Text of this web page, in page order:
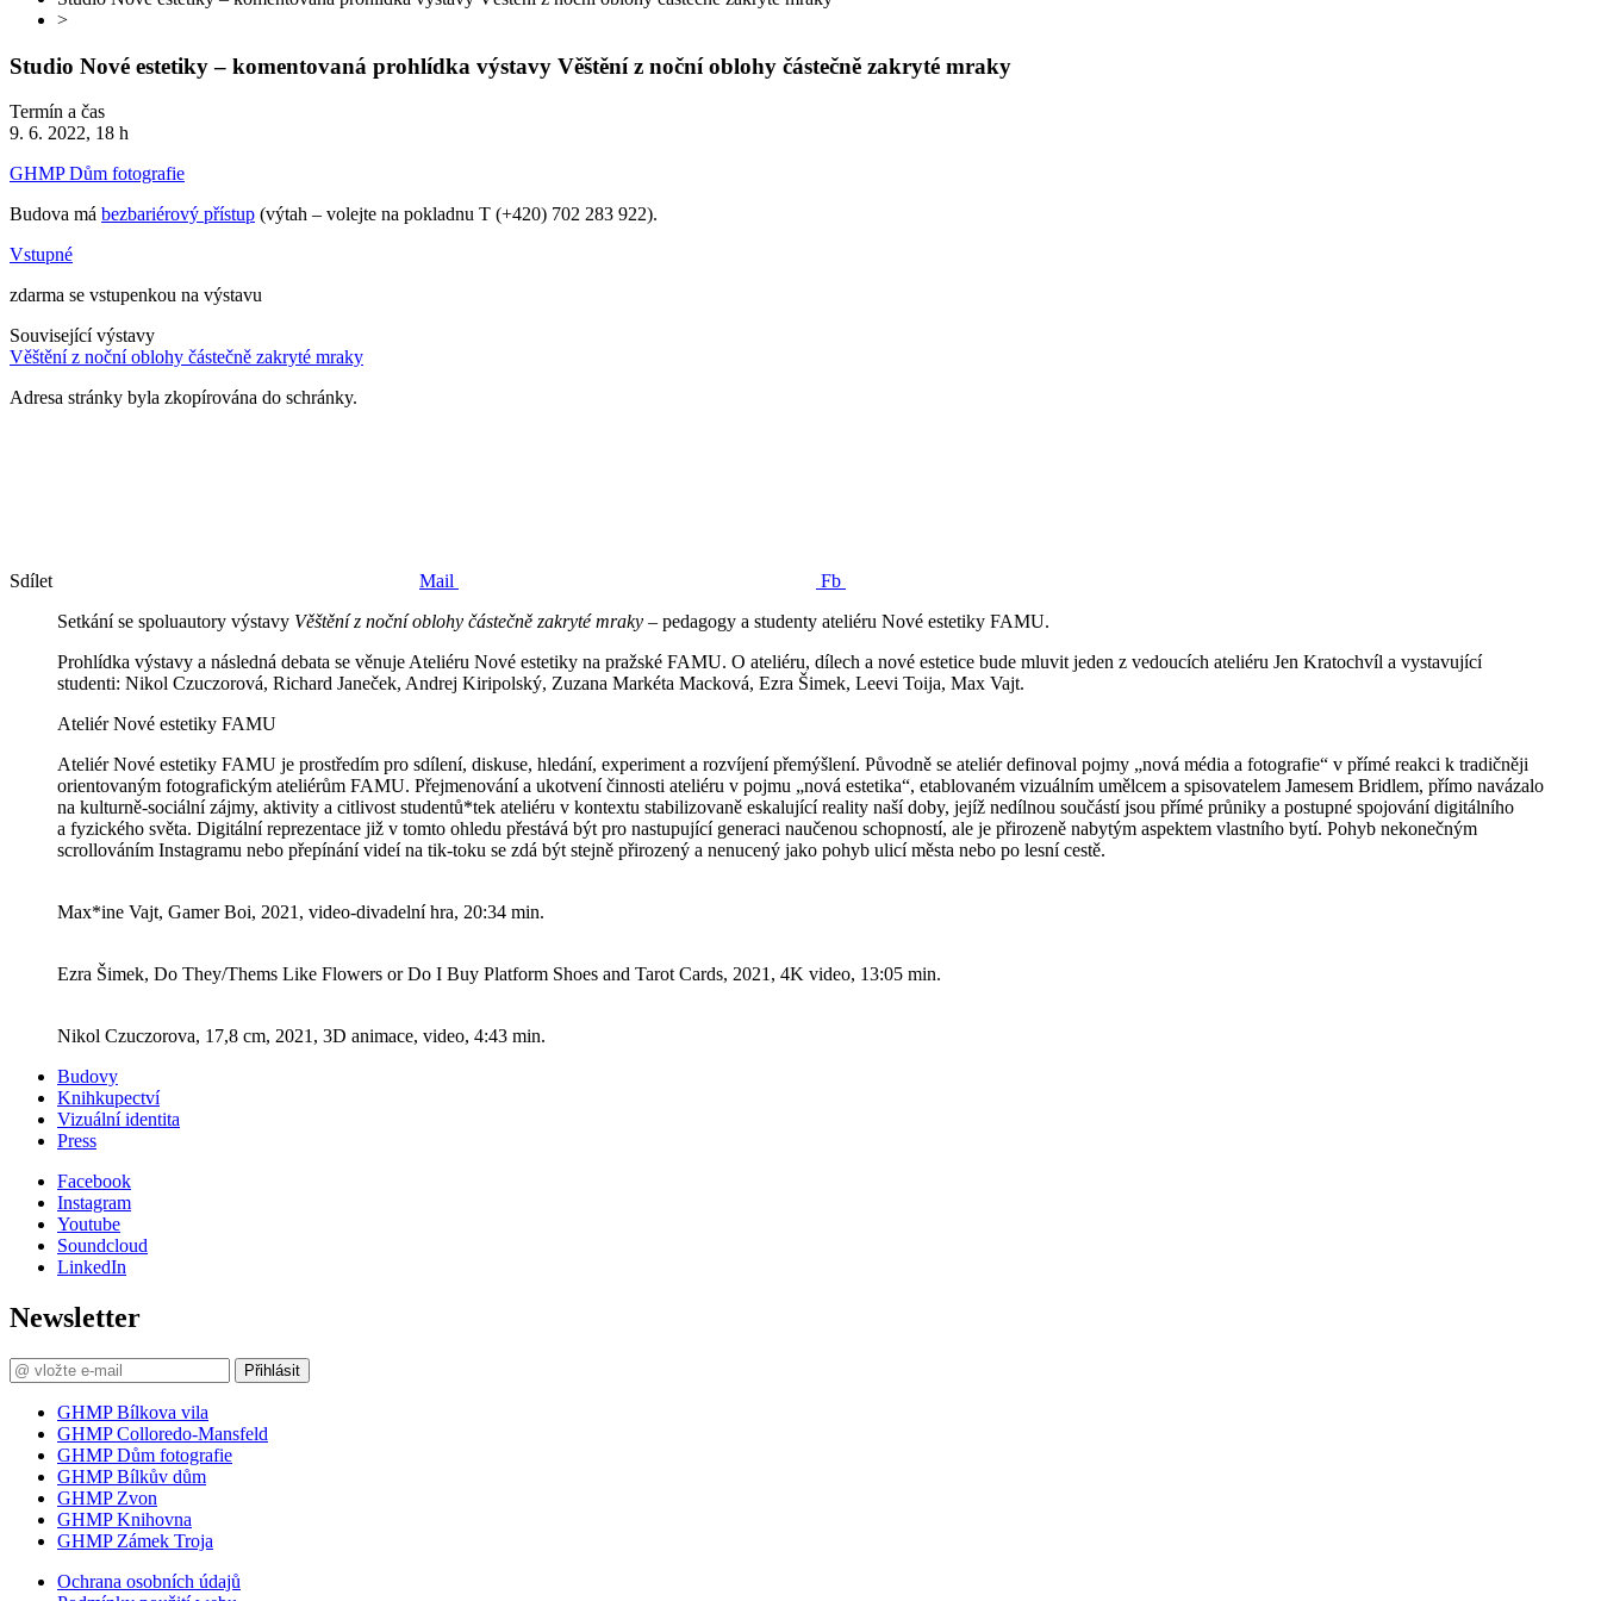
>
Studio Nové estetiky – komentovaná prohlídka výstavy Věštění z noční oblohy částečně zakryté mraky
Termín a čas
9. 6. 2022, 18 h
GHMP Dům fotografie
Budova má bezbariérový přístup (výtah – volejte na pokladnu T (+420) 702 283 922).
Vstupné
zdarma se vstupenkou na výstavu
Související výstavy
Věštění z noční oblohy částečně zakryté mraky
Adresa stránky byla zkopírována do schránky.
Sdílet Mail
Fb
Setkání se spoluautory výstavy Věštění z noční oblohy částečně zakryté mraky – pedagogy a studenty ateliéru Nové estetiky FAMU.
Prohlídka výstavy a následná debata se věnuje Ateliéru Nové estetiky na pražské FAMU. O ateliéru, dílech a nové estetice bude mluvit jeden z vedoucích ateliéru Jen Kratochvíl a vystavující
studenti: Nikol Czuczorová, Richard Janeček, Andrej Kiripolský, Zuzana Markéta Macková, Ezra Šimek, Leevi Toija, Max Vajt.
Ateliér Nové estetiky FAMU
Ateliér Nové estetiky FAMU je prostředím pro sdílení, diskuse, hledání, experiment a rozvíjení přemýšlení. Původně se ateliér definoval pojmy „nová média a fotografie“ v přímé reakci k tradičněji
orientovaným fotografickým ateliérům FAMU. Přejmenování a ukotvení činnosti ateliéru v pojmu „nová estetika“, etablovaném vizuálním umělcem a spisovatelem Jamesem Bridlem, přímo navázalo
na kulturně-sociální zájmy, aktivity a citlivost studentů*tek ateliéru v kontextu stabilizovaně eskalující reality naší doby, jejíž nedílnou součástí jsou přímé průniky a postupné spojování digitálního
a fyzického světa. Digitální reprezentace již v tomto ohledu přestává být pro nastupující generaci naučenou schopností, ale je přirozeně nabytým aspektem vlastního bytí. Pohyb nekonečným
scrollováním Instagramu nebo přepínání videí na tik-toku se zdá být stejně přirozený a nenucený jako pohyb ulicí města nebo po lesní cestě.
Max*ine Vajt, Gamer Boi, 2021, video-divadelní hra, 20:34 min.
Ezra Šimek, Do They/Thems Like Flowers or Do I Buy Platform Shoes and Tarot Cards, 2021, 4K video, 13:05 min.
Nikol Czuczorova, 17,8 cm, 2021, 3D animace, video, 4:43 min.
Budovy
Knihkupectví
Vizuální identita
Press
Facebook
Instagram
Youtube
Soundcloud
LinkedIn
Newsletter
Přihlásit
GHMP Bílkova vila
GHMP Colloredo-Mansfeld
GHMP Dům fotografie
GHMP Bílkův dům
GHMP Zvon
GHMP Knihovna
GHMP Zámek Troja
Ochrana osobních údajů